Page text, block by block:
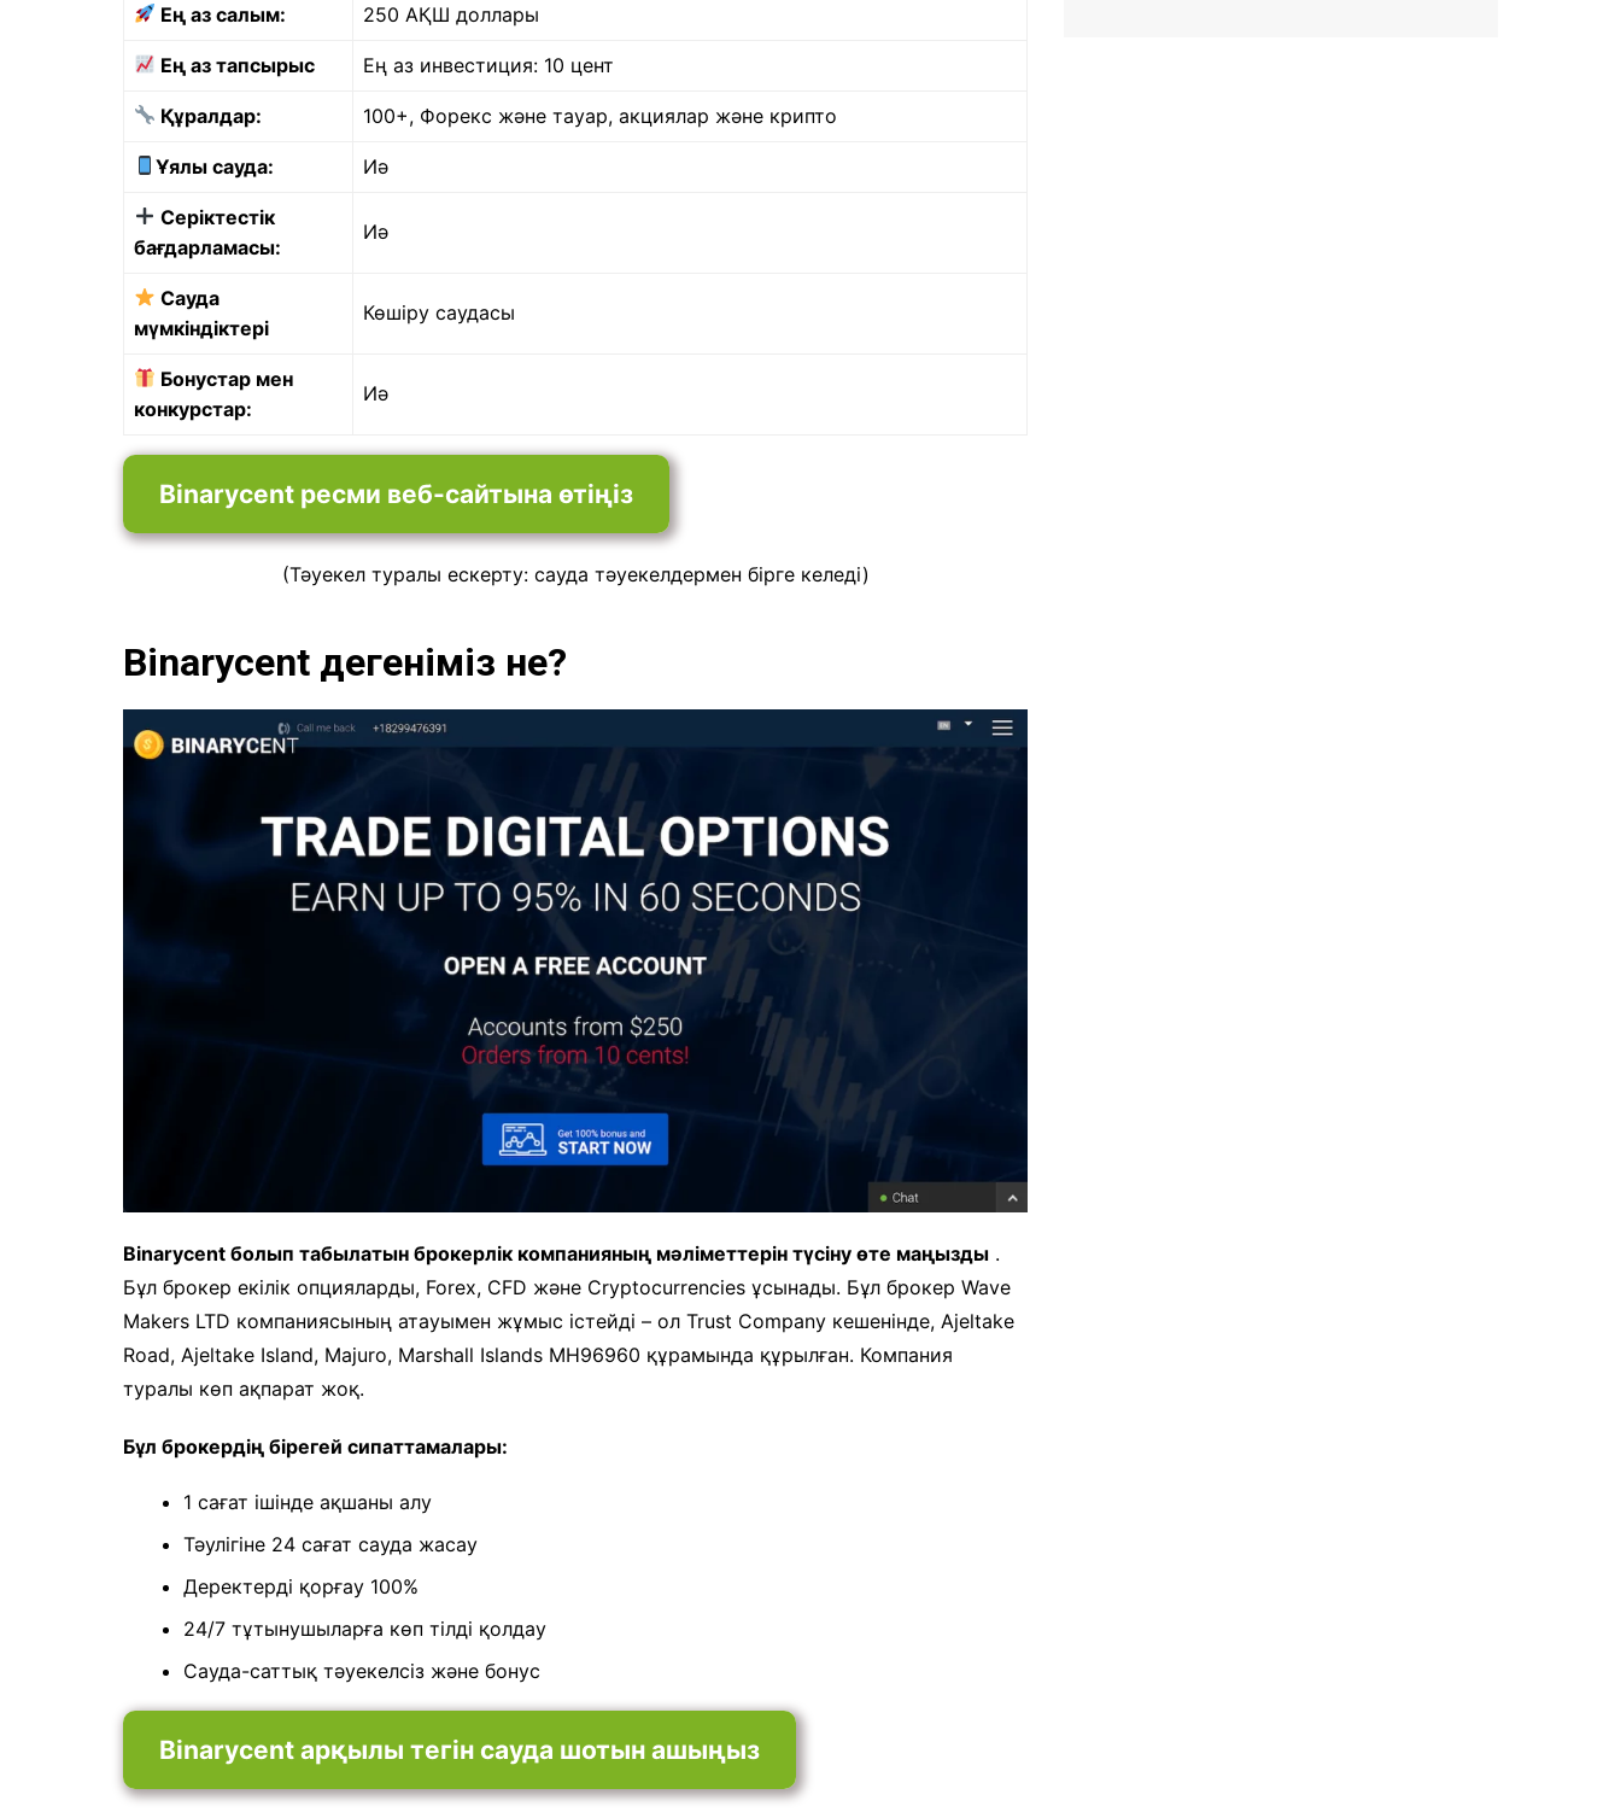
Ең аз салым: 250 АҚШ доллары
Ең аз тапсырыс Ең аз инвестиция: 10 цент
Құралдар: 100+, Форекс және тауар, акциялар және крипто
Ұялы сауда: Иә
Серіктестік
бағдарламасы:
Иә
Сауда
мүмкіндіктері
Көшіру саудасы
Бонустар мен
конкурстар:
Иә
Binarycent ресми веб-сайтына өтіңіз
(Тәуекел туралы ескерту: сауда тәуекелдермен бірге келеді)
Binarycent дегеніміз не?
Binarycent болып табылатын брокерлік компанияның мәліметтерін түсіну өте маңызды .
Бұл брокер екілік опцияларды, Forex, CFD және Cryptocurrencies ұсынады. Бұл брокер Wave
Makers LTD компаниясының атауымен жұмыс істейді – ол Trust Company кешенінде, Ajeltake
Road, Ajeltake Island, Majuro, Marshall Islands MH96960 құрамында құрылған. Компания
туралы көп ақпарат жоқ.
Бұл брокердің бірегей сипаттамалары:
1 сағат ішінде ақшаны алу
Тәулігіне 24 сағат сауда жасау
Деректерді қорғау 100%
24/7 тұтынушыларға көп тілді қолдау
Сауда-саттық тәуекелсіз және бонус
Binarycent арқылы тегін сауда шотын ашыңыз